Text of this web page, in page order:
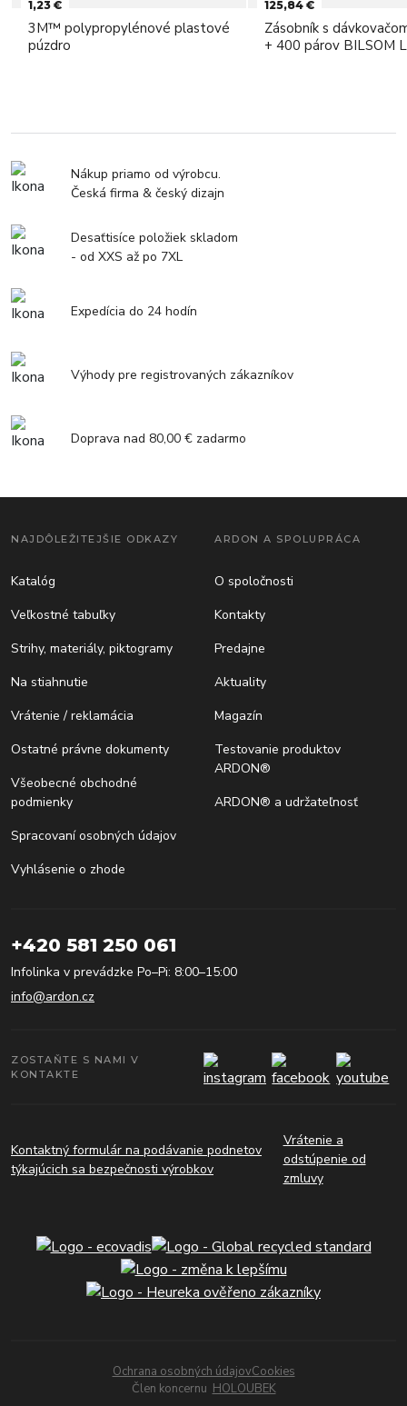
1,23 €
3M™ polypropylénové plastové
púzdro
125,84 €
Zásobník s
+ 400 párov BILSOM L
Nákup priamo od výrobcu.
Česká firma & český dizajn
Desaťtisíce položiek skladom
- od XXS až po 7XL
Expedícia do 24 hodín
Výhody pre registrovaných zákazníkov
Doprava nad 80,00 € zadarmo
NAJDÔLEŽITEJŠIE ODKAZY
Katalóg
Veľkostné tabuľky
Strihy, materiály, piktogramy
Na stiahnutie
Vrátenie / reklamácia
Ostatné právne dokumenty
Všeobecné obchodné
podmienky
Spracovaní osobných údajov
Vyhlásenie o zhode
ARDON A SPOLUPRÁCA
O spoločnosti
Kontakty
Predajne
Aktuality
Magazín
Testovanie produktov
ARDON®
ARDON® a udržateľnosť
+420 581 250 061
Infolinka v prevádzke Po–Pi: 8:00–15:00
info@ardon.cz
ZOSTAŇTE S NAMI V
KONTAKTE
Kontaktný formulár na podávanie podnetov
týkajúcich sa bezpečnosti výrobkov
Vrátenie a
odstúpenie od
zmluvy
Ochrana osobných údajovCookies
Člen koncernu HOLOUBEK